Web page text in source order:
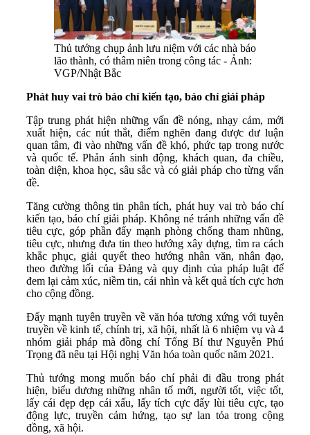
Thủ tướng chụp ảnh lưu niệm với các nhà báo
lão thành, có thâm niên trong công tác - Ảnh:
VGP/Nhật Bắc
Phát huy vai trò báo chí kiến tạo, báo chí giải pháp
Tập trung phát hiện những vấn đề nóng, nhạy cảm, mới
xuất hiện, các nút thắt, điểm nghẽn đang được dư luận
quan tâm, đi vào những vấn đề khó, phức tạp trong nước
và quốc tế. Phản ánh sinh động, khách quan, đa chiều,
toàn diện, khoa học, sâu sắc và có giải pháp cho từng vấn
đề.
Tăng cường thông tin phân tích, phát huy vai trò báo chí
kiến tạo, báo chí giải pháp. Không né tránh những vấn đề
tiêu cực, góp phần đẩy mạnh phòng chống tham nhũng,
tiêu cực, nhưng đưa tin theo hướng xây dựng, tìm ra cách
khắc phục, giải quyết theo hướng nhân văn, nhân đạo,
theo đường lối của Đảng và quy định của pháp luật để
đem lại cảm xúc, niềm tin, cái nhìn và kết quả tích cực hơn
cho cộng đồng.
Đẩy mạnh tuyên truyền về văn hóa tương xứng với tuyên
truyền về kinh tế, chính trị, xã hội, nhất là 6 nhiệm vụ và 4
nhóm giải pháp mà đồng chí Tổng Bí thư Nguyễn Phú
Trọng đã nêu tại Hội nghị Văn hóa toàn quốc năm 2021.
Thủ tướng mong muốn báo chí phải đi đầu trong phát
hiện, biểu dương những nhân tố mới, người tốt, việc tốt,
lấy cái đẹp dẹp cái xấu, lấy tích cực đẩy lùi tiêu cực, tạo
động lực, truyền cảm hứng, tạo sự lan tỏa trong cộng
đồng, xã hội.